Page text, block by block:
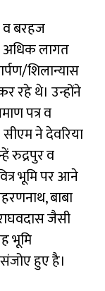
व बरहज
अधिक लागत
शिलान्यास
रहे थे। उन्होंने
पत्र व
ने देवरिया
रुद्रपुर व
भूमि पर आने
बाबा
जैसी
भूमि
हुए है।